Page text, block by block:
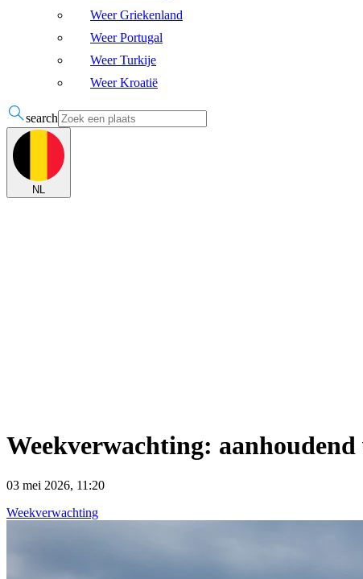
Weer Griekenland
Weer Portugal
Weer Turkije
Weer Kroatië
search
NL
Weekverwachting: aanhoudend
03 mei 2026, 11:20
Weekverwachting